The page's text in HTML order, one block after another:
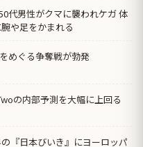
代男性がクマに襲われケガ 体
や足をかまれる
めぐる争奪戦が勃発
の内部予測を大幅に上回る
『日本びいき』にヨーロッパ